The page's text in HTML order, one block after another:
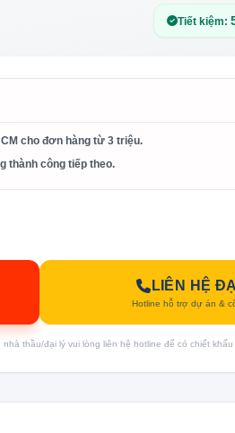
Tiết kiệm:
cho đơn hàng từ 3 triệu.
thành công tiếp theo.
LIÊN HỆ
Hotline hỗ trợ dự án &
thầu/đại lý vui lòng liên hệ hotline để có chiết khấu